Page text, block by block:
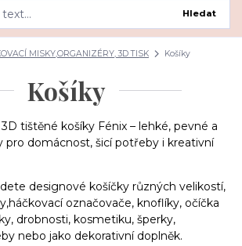
Hledat
MISKY,ORGANIZÉRY, 3D TISK Košíky
Košíky
tištěné košíky Fénix – lehké, pevné a
pro domácnost, šicí potřeby i kreativní
designové košíčky různých velikostí,
označovače, knoflíky, očíčka
drobnosti, kosmetiku, šperky,
nebo jako dekorativní doplněk.